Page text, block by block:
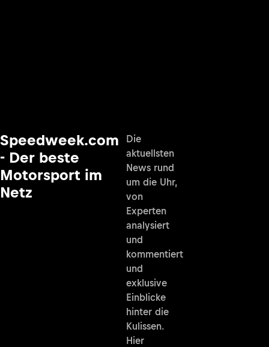
Speedweek.com
- Der beste
Motorsport im
Netz
Die
aktuellsten
News rund
um die Uhr,
von
Experten
analysiert
und
kommentiert
und
exklusive
Einblicke
hinter die
Kulissen.
Hier